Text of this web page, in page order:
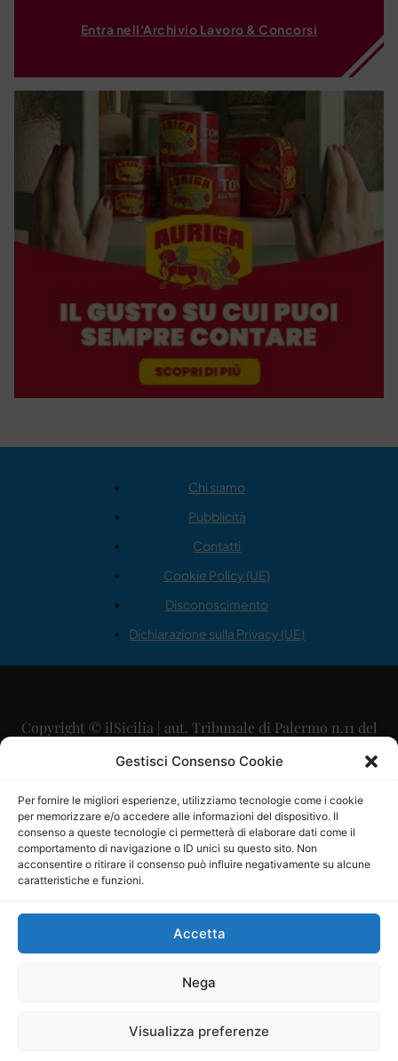
Gestisci Consenso Cookie
Per fornire le migliori esperienze, utilizziamo tecnologie come i cookie
per memorizzare e/o accedere alle informazioni del dispositivo. Il
consenso a queste tecnologie ci permetterà di elaborare dati come il
comportamento di navigazione o ID unici su questo sito. Non
acconsentire o ritirare il consenso può influire negativamente su alcune
caratteristiche e funzioni.
Accetta
Nega
Visualizza preferenze
Entra nell'Archivio Lavoro & Concorsi
Chi siamo
Pubblicità
Contatti
Cookie Policy (UE)
Disconoscimento
Dichiarazione sulla Privacy (UE)
Copyright © ilSicilia | aut. Tribunale di Palermo n.11 del
29/09/2015
Direttore Editoriale: Maurizio Scaglione
Direttore Responsabile: Maria Calabrese
P.IVA: 06334930820
Mercurio Comunicazione Società Cooperativa a r.l. è
iscritta al Registro degli Operatori di Comunicazione al
Sito gestito daLa Digitale srl–info@ladigitale.it